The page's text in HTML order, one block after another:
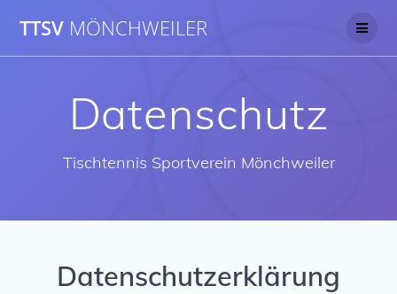
to
TTSV MÖNCHWEILER
Datenschutz
Tischtennis Sportverein Mönchweiler
Datenschutzerklärung